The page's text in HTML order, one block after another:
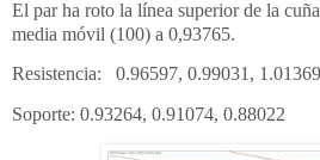
El par ha roto la línea superior de la
media móvil (100) a 0,93765.
Resistencia: 0.96597, 0.99031, 1.01369
Soporte: 0.93264, 0.91074, 0.88022